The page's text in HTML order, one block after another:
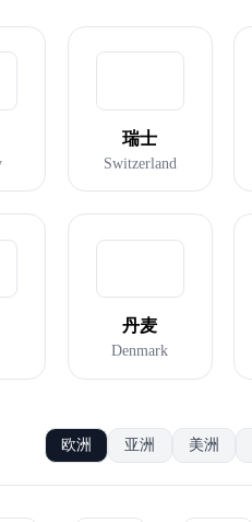
瑞士
Switzerland
丹麦
Denmark
欧洲 亚洲 美洲